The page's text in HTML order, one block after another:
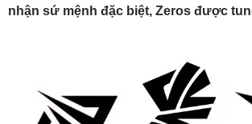
nhận sứ mệnh đặc biệt, Zeros được